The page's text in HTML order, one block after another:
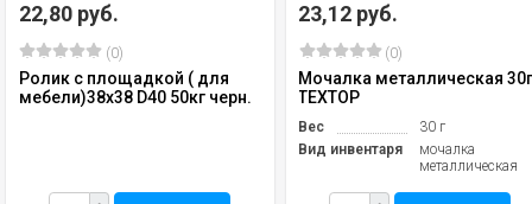
22,80 руб.
(0)
Ролик с площадкой ( для
мебели)38х38 D40 50кг черн.
23,12 руб.
(0)
Мочалка металлическая
TEXTOP
Вес
30 г
Вид инвентаря
мочалка
металлическая